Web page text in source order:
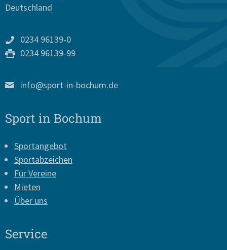
Deutschland
0234 96139-0
0234 96139-99
info@sport-in-bochum.de
Sport in Bochum
Sportangebot
Sportabzeichen
Für Vereine
Mieten
Über uns
Service